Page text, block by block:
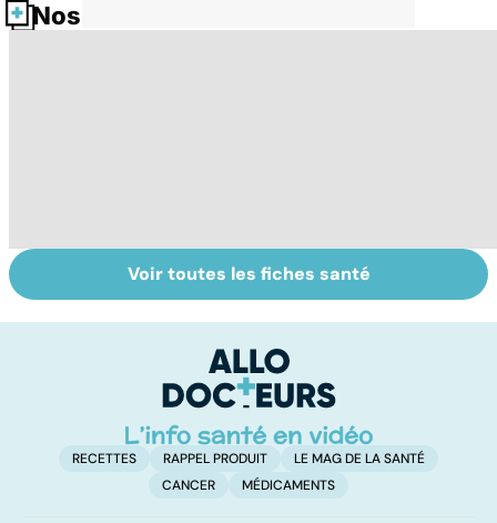
Nos fiches santé
Tout savoir sur
les infections
Inflammation des
amygdales : que
d'angine ?
Voir toutes les fiches santé
RECETTES RAPPEL PRODUIT
LE MAG DE LA SANTÉ
CANCER
MÉDICAMENTS